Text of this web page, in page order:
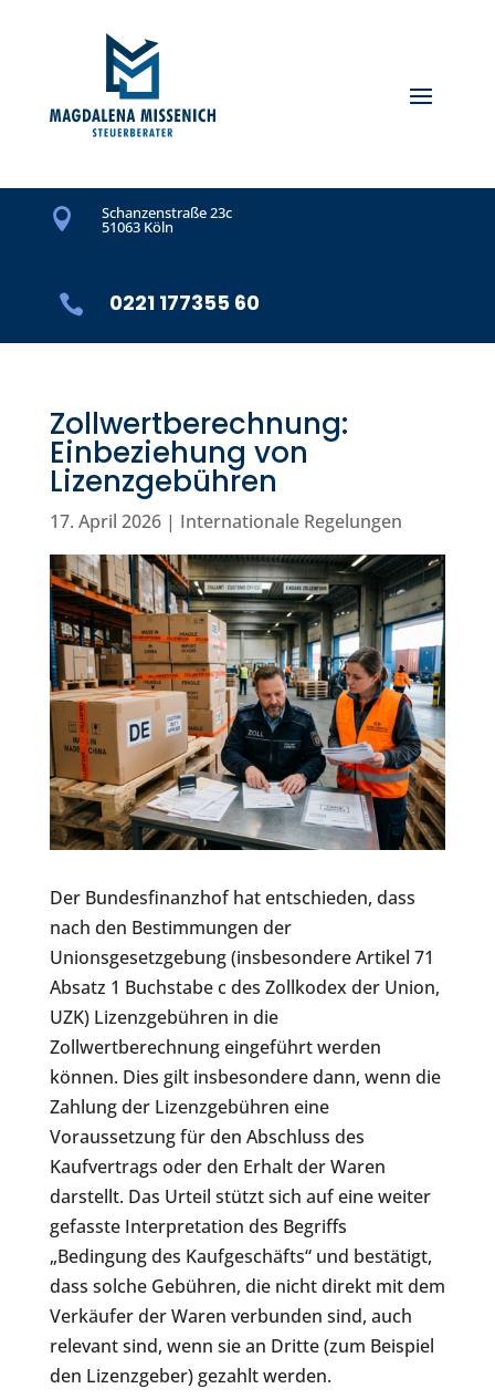
 Schanzenstraße 23c
51063 Köln
 0221 177355 60
Zollwertberechnung:
Einbeziehung von
Lizenzgebühren
17. April 2026| Internationale Regelungen
Der Bundesfinanzhof hat entschieden, dass
nach den Bestimmungen der
Unionsgesetzgebung (insbesondere Artikel 71
Absatz 1 Buchstabe c des Zollkodex der Union,
UZK) Lizenzgebühren in die
Zollwertberechnung eingeführt werden
können. Dies gilt insbesondere dann, wenn die
Zahlung der Lizenzgebühren eine
Voraussetzung für den Abschluss des
Kaufvertrags oder den Erhalt der Waren
darstellt. Das Urteil stützt sich auf eine weiter
gefasste Interpretation des Begriffs
„Bedingung des Kaufgeschäfts“ und bestätigt,
dass solche Gebühren, die nicht direkt mit dem
Verkäufer der Waren verbunden sind, auch
relevant sind, wenn sie an Dritte (zum Beispiel
den Lizenzgeber) gezahlt werden.